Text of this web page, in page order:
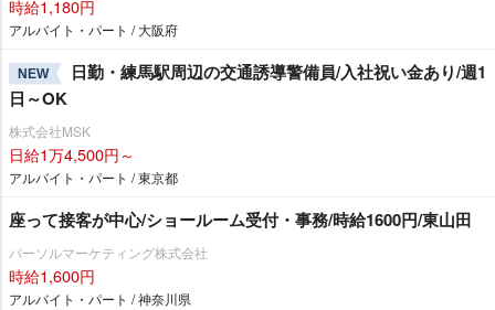
時給1,180円
アルバイト・パート / 大阪府
NEW
日勤・練馬駅周辺の交通誘導警備員/入社祝い金あり/週1
日～OK
株式会社MSK
日給1万4,500円～
アルバイト・パート / 東京都
座って接客が中心/ショールーム受付・事務/時給1600円/東山田
パーソルマーケティング株式会社
時給1,600円
アルバイト・パート / 神奈川県